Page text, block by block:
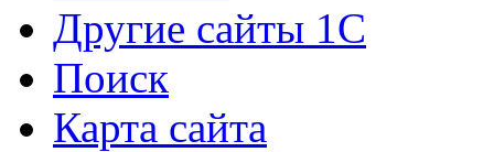
Другие сайты 1С
Поиск
Карта сайта